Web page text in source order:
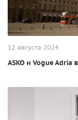
12 августа 2024
ASKO и Vogue Adria